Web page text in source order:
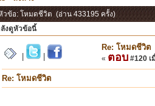
วข้อ: โหมดชีวิต (อ่าน 433195 ครั้ง)
ลังดูหัวข้อนี้
Re: โหมดชีวิต
« ตอบ #120 เ
Re: โหมดชีวิต